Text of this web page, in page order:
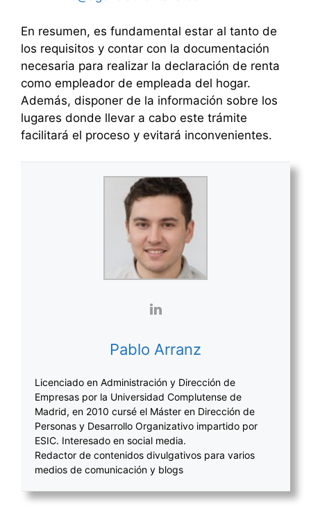
En resumen, es fundamental estar al tanto de
los requisitos y contar con la documentación
necesaria para realizar la declaración de renta
como empleador de empleada del hogar.
Además, disponer de la información sobre los
lugares donde llevar a cabo este trámite
facilitará el proceso y evitará inconvenientes.
Pablo Arranz
Licenciado en Administración y Dirección de
Empresas por la Universidad Complutense de
Madrid, en 2010 cursé el Máster en Dirección de
Personas y Desarrollo Organizativo impartido por
ESIC. Interesado en social media.
Redactor de contenidos divulgativos para varios
medios de comunicación y blogs